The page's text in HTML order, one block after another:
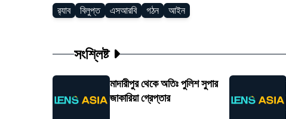
র‍্যাব বিলুপ্ত এসআরবি গঠন আইন
সংশ্লিষ্ট
মাদারীপুর থেকে অতিঃ পুলিশ সুপার
জাকারিয়া গ্রেপ্তার